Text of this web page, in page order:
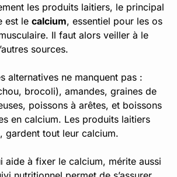
les produits laitiers, le principal
est le calcium, essentiel pour les os
Il faut alors veiller à le
sources.
alternatives ne manquent pas :
brocoli), amandes, graines de
poissons à arêtes, et boissons
en calcium. Les produits laitiers
gardent tout leur calcium.
aide à fixer le calcium, mérite aussi